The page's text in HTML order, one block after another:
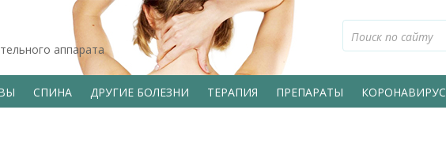
аппарата
СПИНА ДРУГИЕ БОЛЕЗНИ ТЕРАПИЯ ПРЕПАРАТЫ КОРОНАВИРУС